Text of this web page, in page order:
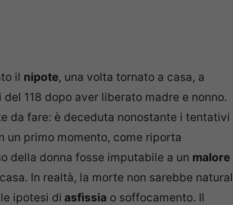
il nipote, una volta tornato a casa, a
118 dopo aver liberato madre e nonno.
da fare: è deceduta nonostante i tentativi
un primo momento, come riporta
della donna fosse imputabile a un malore
In realtà, la morte non sarebbe
ipotesi di asfissia o soffocamento. Il